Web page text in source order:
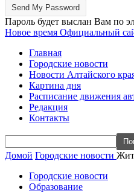
Пароль будет выслан Вам по
Новое время Официальный
Главная
Городские новости
Новости Алтайского
Картина дня
Расписание движения
Редакция
Контакты
Домой Городские новости
Городские новости
Образование